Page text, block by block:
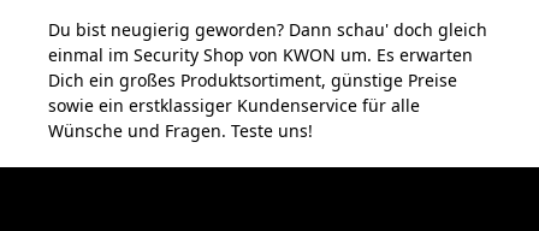
Du bist neugierig geworden? Dann schau' doch gleich
einmal im Security Shop von KWON um. Es erwarten
Dich ein großes Produktsortiment, günstige Preise
sowie ein erstklassiger Kundenservice für alle
Wünsche und Fragen. Teste uns!